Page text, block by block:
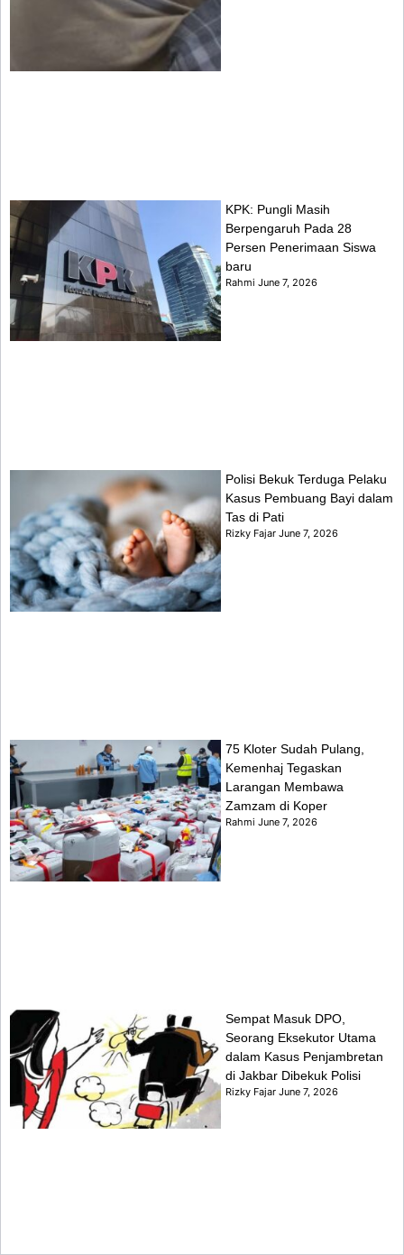
KPK: Pungli Masih
Berpengaruh Pada 28
Persen Penerimaan Siswa
baru
RahmiJune 7, 2026
Polisi Bekuk Terduga Pelaku
Kasus Pembuang Bayi dalam
Tas di Pati
Rizky FajarJune 7, 2026
75 Kloter Sudah Pulang,
Kemenhaj Tegaskan
Larangan Membawa
Zamzam di Koper
RahmiJune 7, 2026
Sempat Masuk DPO,
Seorang Eksekutor Utama
dalam Kasus Penjambretan
di Jakbar Dibekuk Polisi
Rizky FajarJune 7, 2026